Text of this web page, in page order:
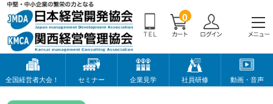
0
全国経営者大会！ セミナー 企業見学 社員研修 動画・音声